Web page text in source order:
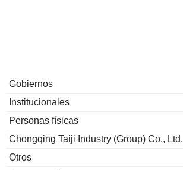
Gobiernos
Institucionales
Personas físicas
Chongqing Taiji Industry (Group) Co., Ltd.
Otros